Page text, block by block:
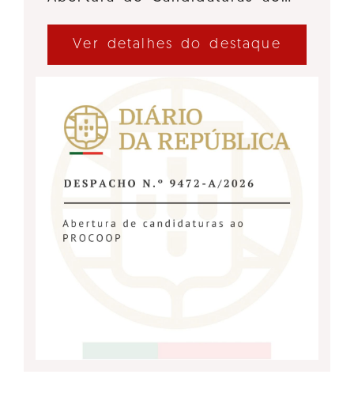
Ver detalhes do destaque